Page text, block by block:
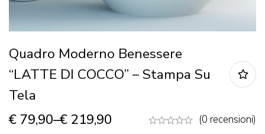
Quadro Moderno Benessere
“LATTE DI COCCO” – Stampa Su
Tela
€ 79,90–€ 219,90
(0 recensioni)